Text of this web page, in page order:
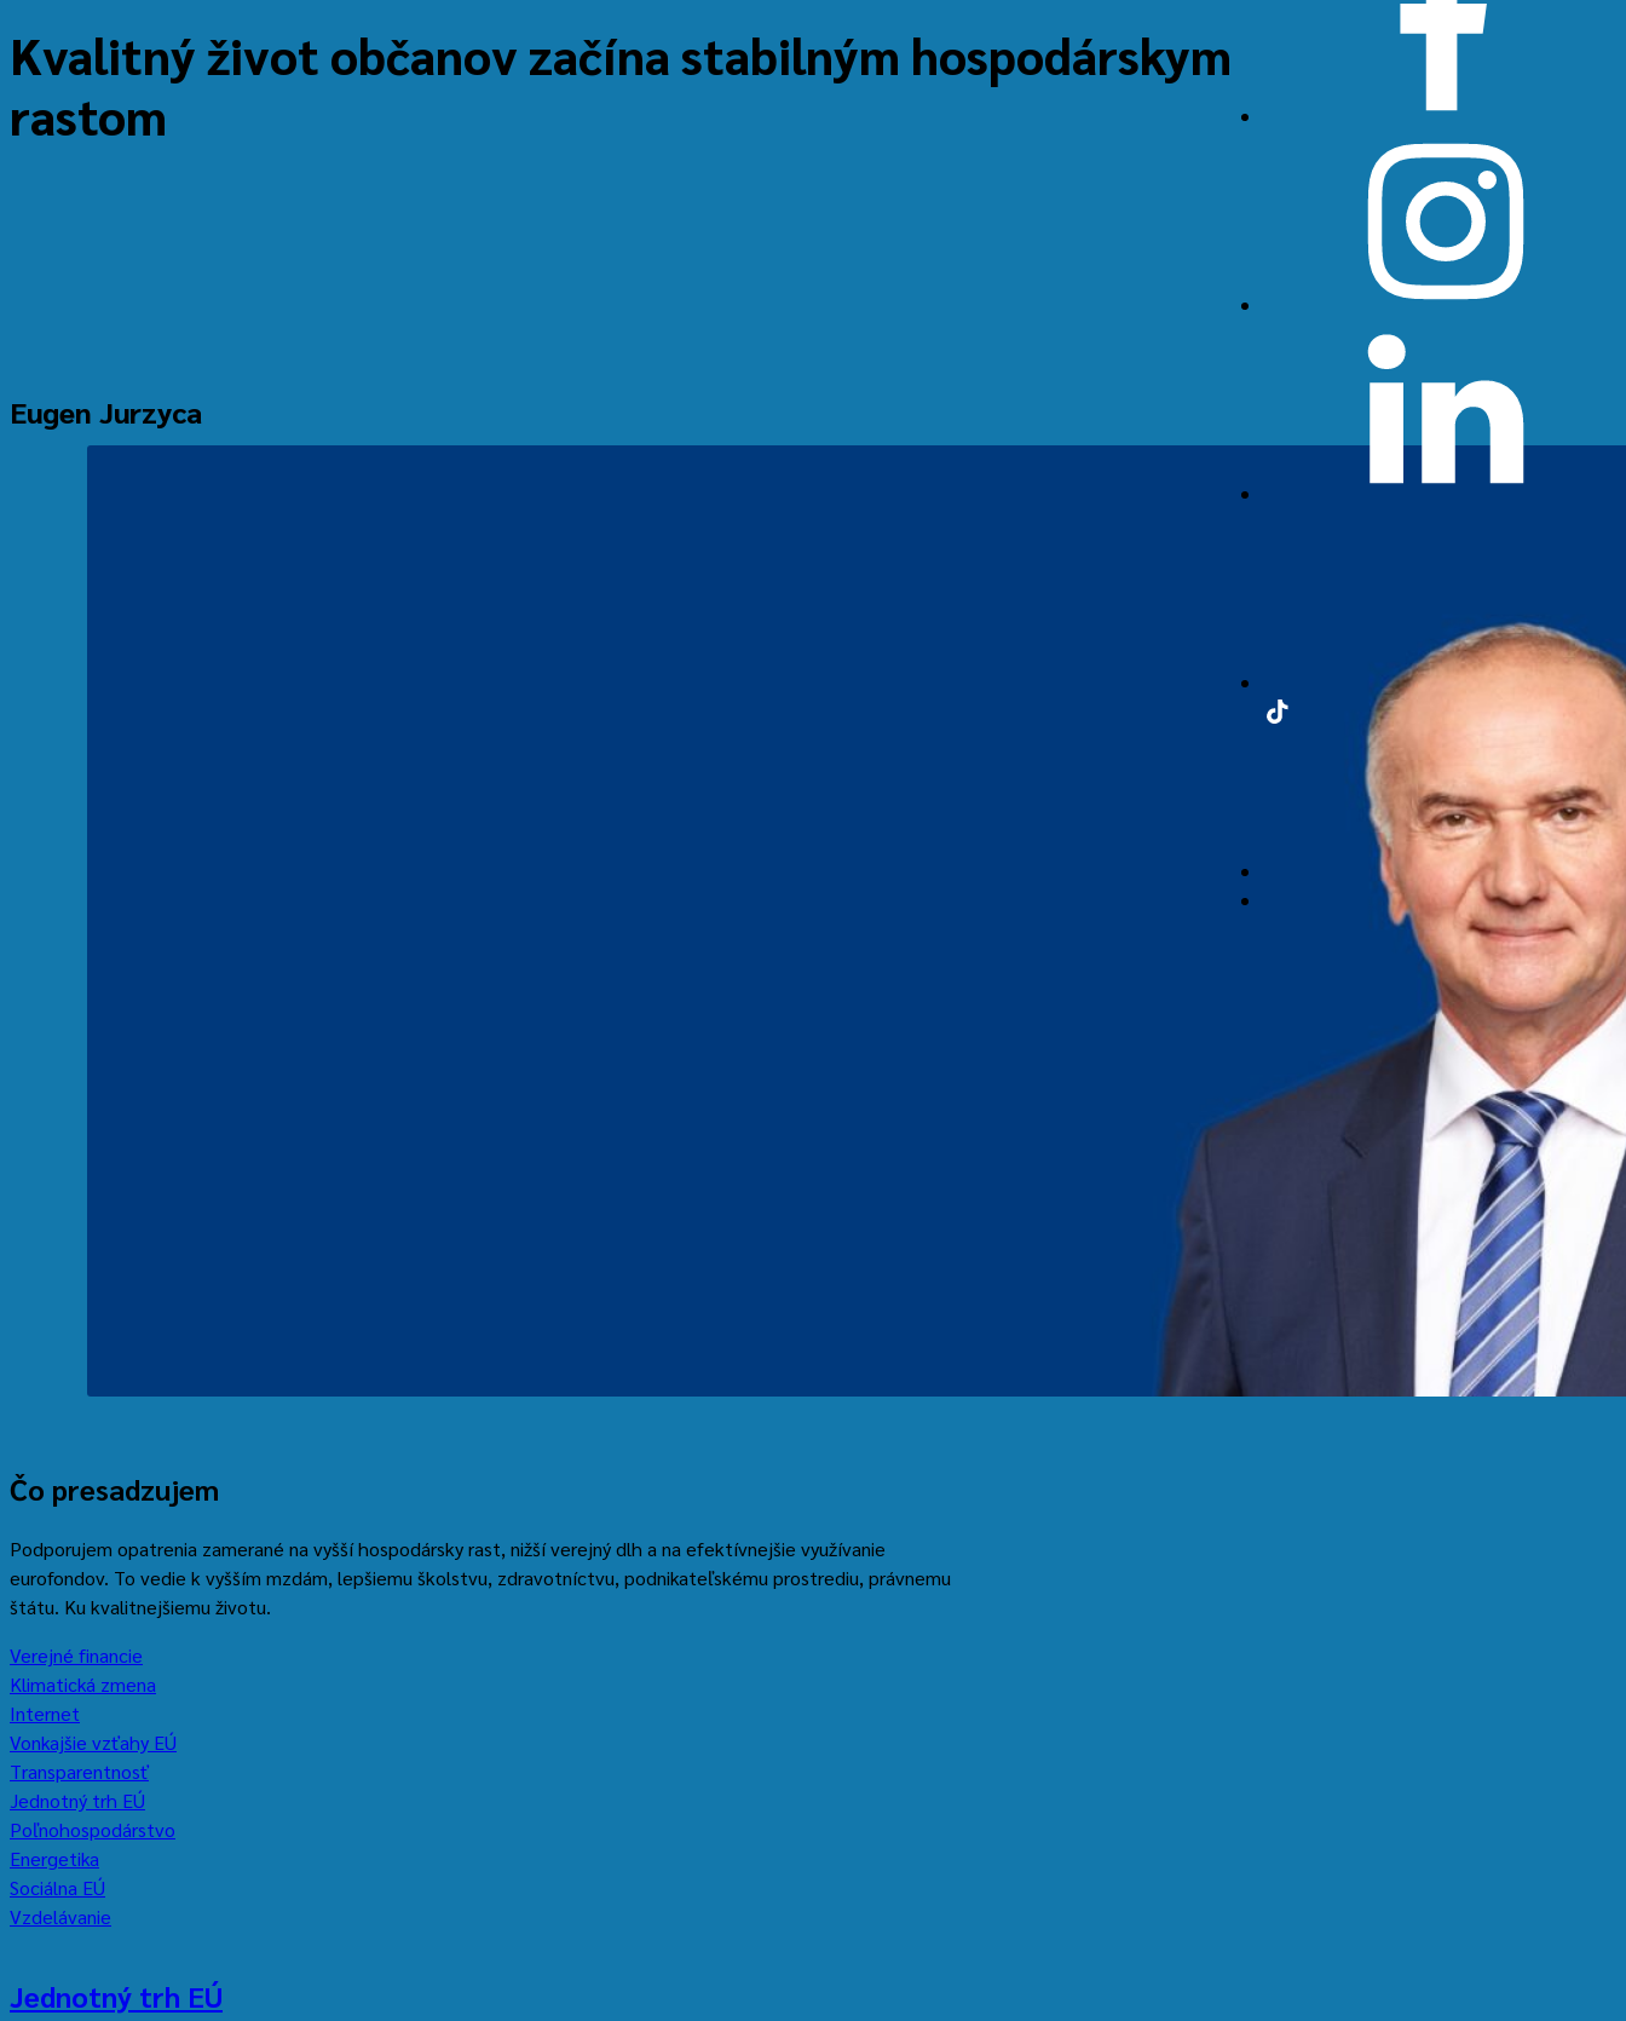
TikTok
Kvalitný život občanov začína stabilným hospodárskym
rastom
Eugen Jurzyca
Čo presadzujem
Podporujem opatrenia zamerané na vyšší hospodársky rast, nižší verejný dlh a na efektívnejšie využívanie
eurofondov. To vedie k vyšším mzdám, lepšiemu školstvu, zdravotníctvu, podnikateľskému prostrediu, právnemu
štátu. Ku kvalitnejšiemu životu.
Verejné financie
Klimatická zmena
Internet
Vonkajšie vzťahy EÚ
Transparentnosť
Jednotný trh EÚ
Poľnohospodárstvo
Energetika
Sociálna EÚ
Vzdelávanie
Jednotný trh EÚ